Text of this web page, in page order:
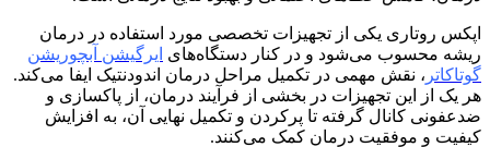
اپکس روتاری یکی از تجهیزات تخصصی مورد استفاده در درمان
ریشه محسوب می‌شود و در کنار دستگاه‌های ایرگیشن آبچوریشن
گوتاکاتر ، نقش مهمی در تکمیل مراحل درمان اندودنتیک ایفا می‌کند.
هر یک از این تجهیزات در بخشی از فرآیند درمان، از پاکسازی و
ضدعفونی کانال گرفته تا پرکردن و تکمیل نهایی آن، به افزایش
کیفیت و موفقیت درمان کمک می‌کنند.